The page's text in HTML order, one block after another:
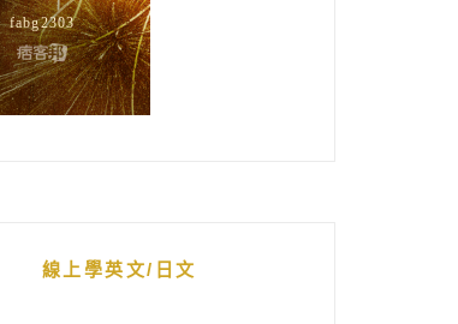
線上學英文/日文